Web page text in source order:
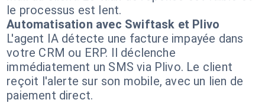
le processus est lent.
Automatisation avec Swiftask et Plivo
L'agent IA détecte une facture impayée dans
votre CRM ou ERP. Il déclenche
immédiatement un SMS via Plivo. Le client
reçoit l'alerte sur son mobile, avec un lien de
paiement direct.